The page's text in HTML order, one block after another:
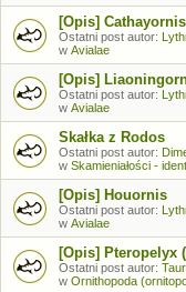
[Opis]
Ostatni post autor:
w Avialae
[Opis]
Ostatni post autor:
w Avialae
Skałka z Rodos
Ostatni post autor:
w Skamieniałości -
[Opis] Houornis
Ostatni post autor:
w Avialae
[Opis] Pteropelyx
Ostatni post autor:
w Ornithopoda